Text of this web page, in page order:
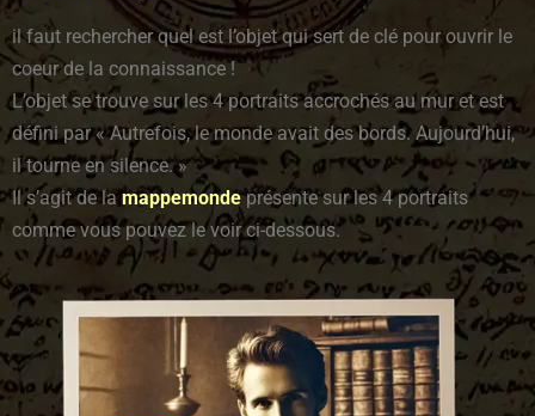
il faut rechercher quel est l’objet qui sert de clé pour ouvrir le
coeur de la connaissance !
L’objet se trouve sur les 4 portraits accrochés au mur et est
défini par «Autrefois, le monde avait des bords. Aujourd’hui,
il tourne en silence. »
Il s’agit de la mappemondeprésente sur les 4 portraits
comme vous pouvez le voir ci-dessous.